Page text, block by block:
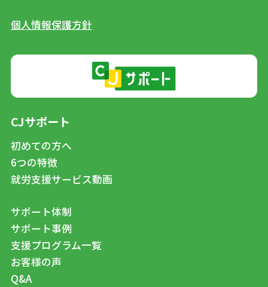
個人情報保護方針
CJサポート
初めての方へ
6つの特徴
就労支援サービス動画
サポート体制
サポート事例
支援プログラム一覧
お客様の声
Q&A